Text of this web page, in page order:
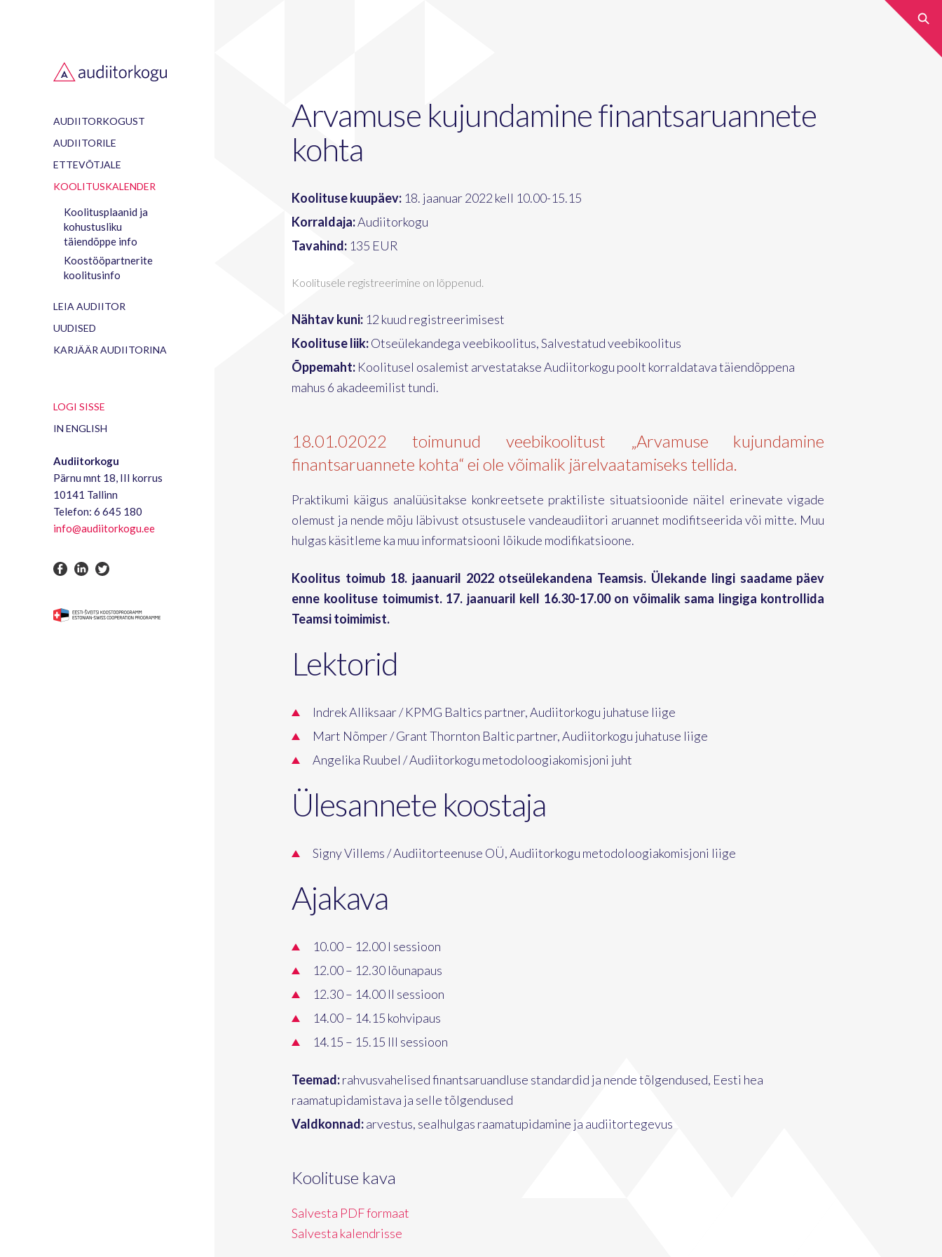
Arvamuse kujundamine finantsaruannete
kohta
Koolituse kuupäev: 18. jaanuar 2022 kell 10.00-15.15
Korraldaja:Audiitorkogu
Tavahind: 135 EUR
Koolitusele registreerimine on lõppenud.
Nähtav kuni: 12 kuud registreerimisest
Koolituse liik:Otseülekandega veebikoolitus, Salvestatud veebikoolitus
Õppemaht: Koolitusel osalemist arvestatakse Audiitorkogu poolt korraldatava täiendõppena
mahus 6 akadeemilist tundi.
18.01.02022 toimunud veebikoolitust „Arvamuse kujundamine
finantsaruannete kohta“ ei ole võimalik järelvaatamiseks tellida.
Praktikumi käigus analüüsitakse konkreetsete praktiliste situatsioonide näitel erinevate vigade
olemust ja nende mõju läbivust otsustusele vandeaudiitori aruannet modifitseerida või mitte. Muu
hulgas käsitleme ka muu informatsiooni lõikude modifikatsioone.
Koolitus toimub 18. jaanuaril 2022 otseülekandena Teamsis. Ülekande lingi saadame päev
enne koolituse toimumist. 17. jaanuaril kell 16.30-17.00 on võimalik sama lingiga kontrollida
Teamsi toimimist.
Lektorid
Indrek Alliksaar / KPMG Baltics partner, Audiitorkogu juhatuse liige
Mart Nõmper / Grant Thornton Baltic partner, Audiitorkogu juhatuse liige
Angelika Ruubel / Audiitorkogu metodoloogiakomisjoni juht
Ülesannete koostaja
Signy Villems / Audiitorteenuse OÜ, Audiitorkogu metodoloogiakomisjoni liige
Ajakava
10.00 – 12.00 I sessioon
12.00 – 12.30 lõunapaus
12.30 – 14.00 II sessioon
14.00 – 14.15 kohvipaus
14.15 – 15.15 III sessioon
Teemad:rahvusvahelised finantsaruandluse standardid ja nende tõlgendused, Eesti hea
raamatupidamistava ja selle tõlgendused
Valdkonnad:arvestus, sealhulgas raamatupidamine ja audiitortegevus
Koolituse kava
Salvesta PDF formaat
Salvesta kalendrisse
AUDIITORKOGUST
AUDIITORILE
ETTEVÕTJALE
KOOLITUSKALENDER
Koolitusplaanid ja
kohustusliku
täiendõppe info
Koostööpartnerite
koolitusinfo
LEIA AUDIITOR
UUDISED
KARJÄÄR AUDIITORINA
LOGI SISSE
IN ENGLISH
Audiitorkogu
Pärnu mnt 18, III korrus
10141 Tallinn
Telefon: 6 645 180
info@audiitorkogu.ee